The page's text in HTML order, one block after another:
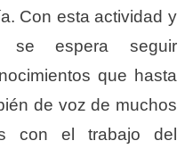
Con esta actividad y
se espera seguir
que hasta
de voz de muchos
con el trabajo del